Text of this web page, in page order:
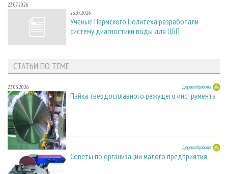
23.07.2026
23.07.2026
Ученые Пермского Политеха разработали
систему диагностики воды для ЦБП
СТАТЬИ ПО ТЕМЕ
23.03.2026 Деревообработка
Пайка твердосплавного режущего инструмента
23.03.2026 Деревообработка
Советы по организации малого предприятия